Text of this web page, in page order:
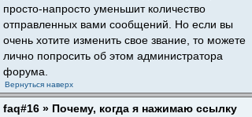
просто-напросто уменьшит количество
отправленных вами сообщений. Но если вы
очень хотите изменить свое звание, то можете
лично попросить об этом администратора
форума.
Вернуться наверх
faq#16 » Почему, когда я нажимаю ссылку